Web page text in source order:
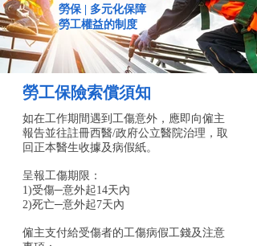
勞保 | 多元化保障
勞工權益的制度
​勞工保險索償須知
如在工作期間遇到工傷意外，應即向僱主
報告並往註冊西醫/政府公立醫院治理，取
回正本醫生收據及病假紙。
呈報工傷期限：
1)受傷─意外起14天內
2)死亡─意外起7天內
僱主支付給受傷者的工傷病假工錢及注意